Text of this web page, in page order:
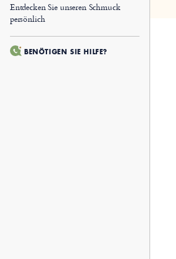
Entdecken Sie unseren Schmuck
persönlich
BENÖTIGEN SIE HILFE?